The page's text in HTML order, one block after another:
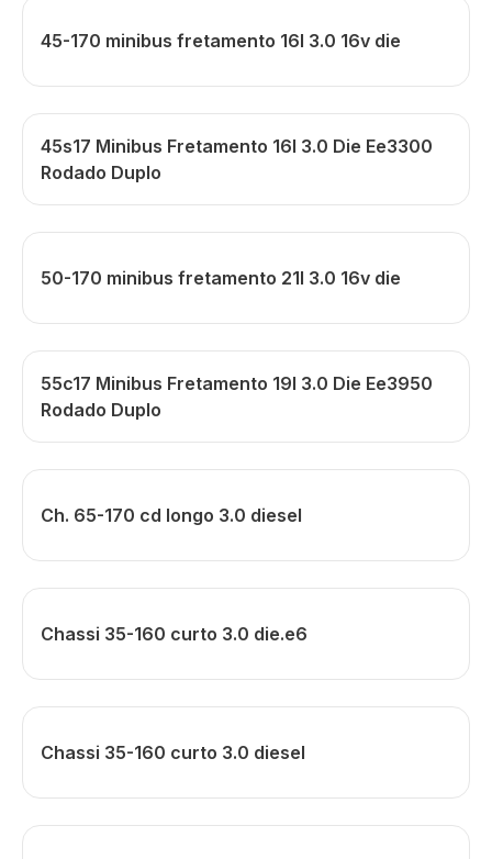
45-170 minibus fretamento 16l 3.0 16v die
45s17 Minibus Fretamento 16l 3.0 Die Ee3300
Rodado Duplo
50-170 minibus fretamento 21l 3.0 16v die
55c17 Minibus Fretamento 19l 3.0 Die Ee3950
Rodado Duplo
Ch. 65-170 cd longo 3.0 diesel
Chassi 35-160 curto 3.0 die.e6
Chassi 35-160 curto 3.0 diesel